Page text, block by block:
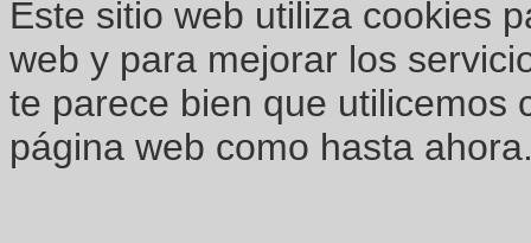
Este sitio web utiliza cookies
web y para mejorar los
te parece bien que utilicemos
página web como hasta